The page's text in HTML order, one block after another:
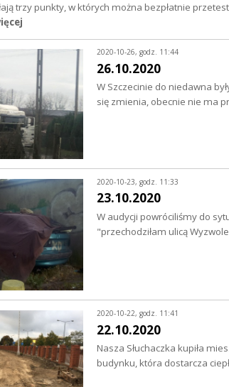
trzy punkty, w których można bezpłatnie
2020-10-26, godz. 11:44
26.10.2020
W Szczecinie do niedawna
się zmienia, obecnie nie ma
2020-10-23, godz. 11:33
23.10.2020
W audycji powróciliśmy do
"przechodziłam ulicą
2020-10-22, godz. 11:41
22.10.2020
Nasza Słuchaczka kupiła
budynku, która dostarcza